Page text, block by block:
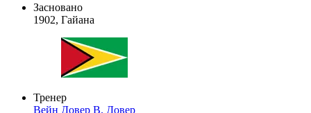
Засновано
1902, Гайана
Тренер
Вейн Довер В. Довер